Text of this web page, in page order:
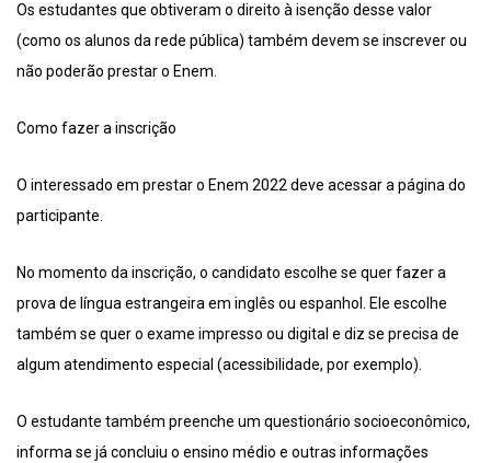
Os estudantes que obtiveram o direito à isenção desse valor
(como os alunos da rede pública) também devem se inscrever ou
não poderão prestar o Enem.
Como fazer a inscrição
O interessado em prestar o Enem 2022 deve acessar a página do
participante.
No momento da inscrição, o candidato escolhe se quer fazer a
prova de língua estrangeira em inglês ou espanhol. Ele escolhe
também se quer o exame impresso ou digital e diz se precisa de
algum atendimento especial (acessibilidade, por exemplo).
O estudante também preenche um questionário socioeconômico,
informa se já concluiu o ensino médio e outras informações